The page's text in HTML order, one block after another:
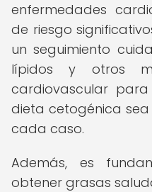
enfermedades
de riesgo
un seguimiento
lípidos y otros
cardiovascular
dieta cetogénica
cada caso.
Además, es
obtener grasas